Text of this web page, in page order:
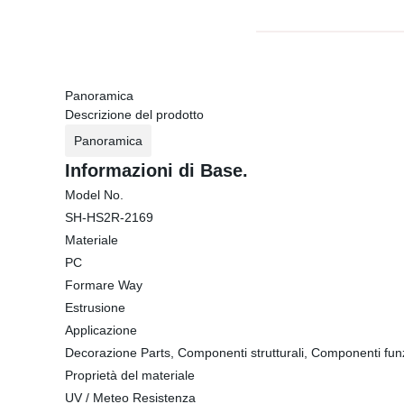
Panoramica
Descrizione del prodotto
Panoramica
Informazioni di Base.
Model No.
SH-HS2R-2169
Materiale
PC
Formare Way
Estrusione
Applicazione
Decorazione Parts, Componenti strutturali, Componenti
Proprietà del materiale
UV / Meteo Resistenza